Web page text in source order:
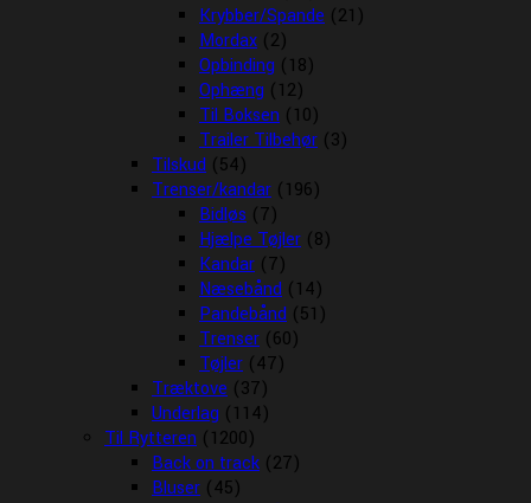
Krybber/Spande (21)
Mordax (2)
Opbinding (18)
Ophæng (12)
Til Boksen (10)
Trailer Tilbehør (3)
Tilskud (54)
Trenser/kandar (196)
Bidløs (7)
Hjælpe Tøjler (8)
Kandar (7)
Næsebånd (14)
Pandebånd (51)
Trenser (60)
Tøjler (47)
Træktove (37)
Underlag (114)
Til Rytteren (1200)
Back on track (27)
Bluser (45)